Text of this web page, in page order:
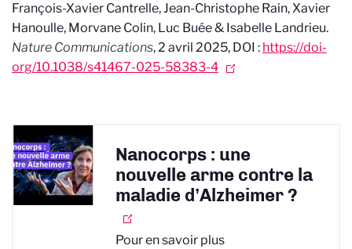
François-Xavier Cantrelle, Jean-Christophe Rain, Xavier
Hanoulle, Morvane Colin, Luc Buée & Isabelle Landrieu.
Nature Communications, 2 avril 2025, DOI : https://doi-
org/10.1038/s41467-025-58383-4
Nanocorps : une
nouvelle arme contre la
maladie d’Alzheimer ?
Pour en savoir plus